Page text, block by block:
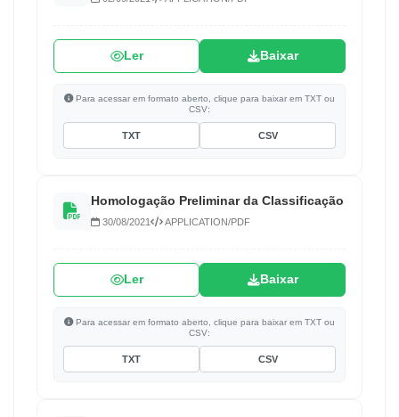
Ler Baixar
Para acessar em formato aberto, clique para baixar em TXT ou
CSV:
TXT CSV
Homologação Preliminar da Classificação
30/08/2021 APPLICATION/PDF
Ler Baixar
Para acessar em formato aberto, clique para baixar em TXT ou
CSV:
TXT CSV